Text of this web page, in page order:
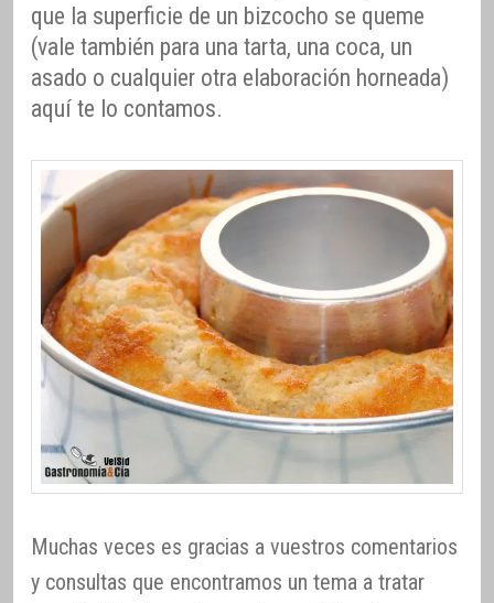
que la superficie de un bizcocho se queme
(vale también para una tarta, una coca, un
asado o cualquier otra elaboración horneada)
aquí te lo contamos.
Muchas veces es gracias a vuestros comentarios
y consultas que encontramos un tema a tratar